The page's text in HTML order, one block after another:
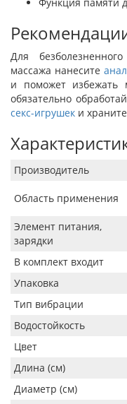
Для
массажа нанесите
и поможет избежать
обязательно
секс-игрушек и
Производитель
Область применения
Элемент питания,
зарядки
В комплект входит
Упаковка
Тип вибрации
Водостойкость
Цвет
Длина (см)
Диаметр (см)